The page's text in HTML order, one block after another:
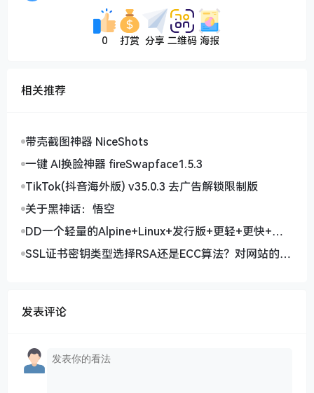
在首页的地方还有一点变化，不知道大家留意了没。就
了，只有在选择“卡片或手机卡片”的时候才会显示。这
样整体上面的预览图片窗口就会有更大的空间，首页看
起来也简洁一些。
第二个增加的内容就是“保存为模板“ 的功能。尽管
上线才一天，我自己就已经先用上了
0 打赏 分享 二维码 海报
相关推荐
带壳截图神器 NiceShots
一键 AI换脸神器 fireSwapface1.5.3
TikTok(抖音海外版) v35.0.3 去广告解锁限制版
关于黑神话：悟空
DD一个轻量的Alpine+Linux+发行版+更轻+更快+更
安全
SSL证书密钥类型选择RSA还是ECC算法？对网站的影
发表评论